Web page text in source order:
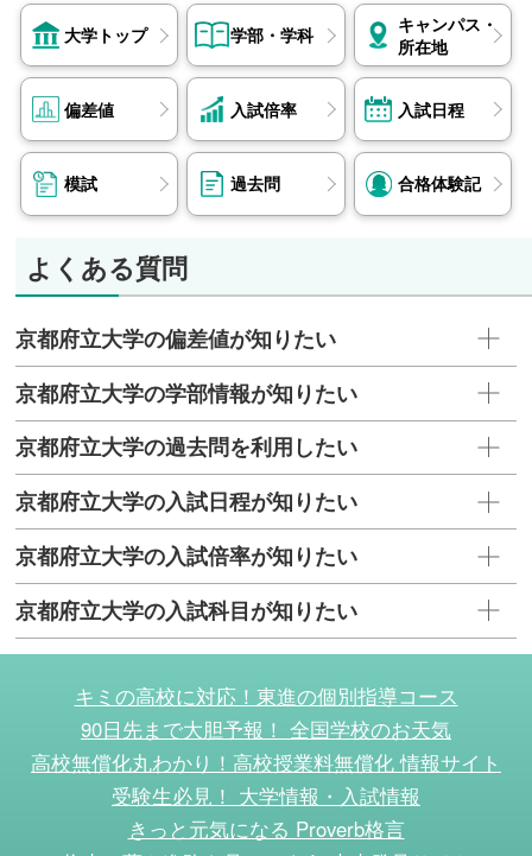
大学トップ 学部・学科
キャンパス・
所在地
偏差値 入試倍率 入試日程
模試 過去問 合格体験記
よくある質問
京都府立大学の偏差値が知りたい
京都府立大学の学部情報が知りたい
京都府立大学の過去問を利用したい
京都府立大学の入試日程が知りたい
京都府立大学の入試倍率が知りたい
京都府立大学の入試科目が知りたい
キミの高校に対応！東進の個別指導コース
90日先まで大胆予報！ 全国学校のお天気
高校無償化丸わかり！高校授業料無償化 情報サイト
受験生必見！ 大学情報・入試情報
きっと元気になる Proverb格言